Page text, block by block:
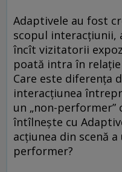
Adaptivele au fost
scopul interacțiunii,
încît vizitatorii
poată intra în relație
Care este diferența
interacțiunea
un „non-performer”
întîlnește cu
acțiunea din scenă a
performer?